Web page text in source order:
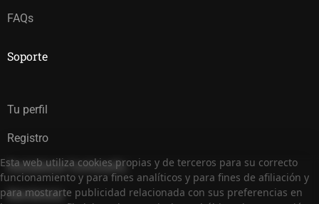
FAQs
Soporte
Tu perfil
Registro
Restablecer Contraseña
Membresía
Esta web utiliza cookies propias y de terceros para su correcto
funcionamiento y para fines analíticos y para fines de afiliación y
para mostrarte publicidad relacionada con sus preferencias en